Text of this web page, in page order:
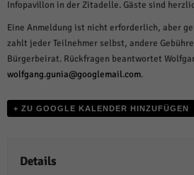
Infopavillon in der Zitadelle. Gäste sind
Eine Anmeldung ist nicht erforderlich, aber
zahlt jeder Teilnehmer selbst, andere
Bürgerbeirat. Rückfragen beantwortet
wolfgang.gunia@googlemail.com.
+ ZU GOOGLE KALENDER HINZUFÜGEN
Details
Alle akzeptieren
Essenziell (1)